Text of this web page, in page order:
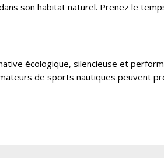
son habitat naturel. Prenez le
écologique, silencieuse et
de sports nautiques peuvent